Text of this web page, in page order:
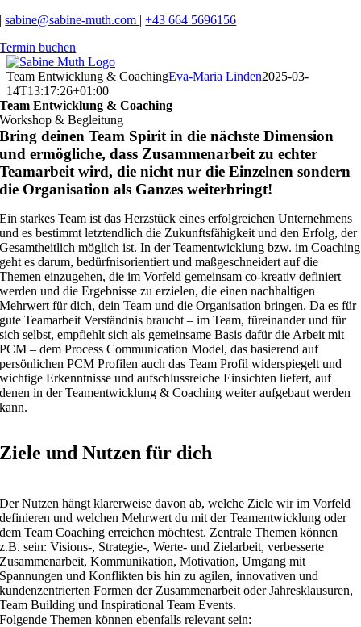
Zum
springen
|sabine@sabine-muth.com |+43 664 5696156
Termin buchen
Team Entwicklung & CoachingEva-Maria Linden2025-03-
14T13:17:26+01:00
Team Entwicklung & Coaching
Workshop & Begleitung
Bring deinen Team Spirit in die nächste Dimension
und ermögliche, dass Zusammenarbeit zu echter
Teamarbeit wird, die nicht nur die Einzelnen sondern
die Organisation als Ganzes weiterbringt!
Ein starkes Team ist das Herzstück eines erfolgreichen Unternehmens
und es bestimmt letztendlich die Zukunftsfähigkeit und den Erfolg, der
Gesamtheitlich möglich ist. In der Teamentwicklung bzw. im Coaching
geht es darum, bedürfnisorientiert und maßgeschneidert auf die
Themen einzugehen, die im Vorfeld gemeinsam co-kreativ definiert
werden und die Ergebnisse zu erzielen, die einen nachhaltigen
Mehrwert für dich, dein Team und die Organisation bringen. Da es für
gute Teamarbeit Verständnis braucht – im Team, füreinander und für
sich selbst, empfiehlt sich als gemeinsame Basis dafür die Arbeit mit
PCM – dem Process Communication Model, das basierend auf
persönlichen PCM Profilen auch das Team Profil widerspiegelt und
wichtige Erkenntnisse und aufschlussreiche Einsichten liefert, auf
denen in der Teamentwicklung & Coaching weiter aufgebaut werden
kann.
Ziele und Nutzen für dich
Der Nutzen hängt klarerweise davon ab, welche Ziele wir im Vorfeld
definieren und welchen Mehrwert du mit der Teamentwicklung oder
dem Team Coaching erreichen möchtest. Zentrale Themen können
z.B. sein: Visions-, Strategie-, Werte- und Zielarbeit, verbesserte
Zusammenarbeit, Kommunikation, Motivation, Umgang mit
Spannungen und Konflikten bis hin zu agilen, innovativen und
kundenzentrierten Formen der Zusammenarbeit oder Jahresklausuren,
Team Building und Inspirational Team Events.
Folgende Themen können ebenfalls relevant sein: